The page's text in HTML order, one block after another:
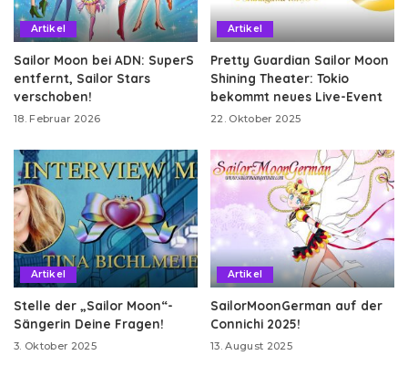
Artikel
Sailor Moon bei ADN: SuperS
entfernt, Sailor Stars
verschoben!
18. Februar 2026
Artikel
Pretty Guardian Sailor Moon
Shining Theater: Tokio
bekommt neues Live-Event
22. Oktober 2025
Artikel
Stelle der „Sailor Moon“-
Sängerin Deine Fragen!
3. Oktober 2025
Artikel
SailorMoonGerman auf der
Connichi 2025!
13. August 2025